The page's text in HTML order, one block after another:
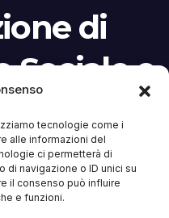
tecnologie come i
alle informazioni del
ci permetterà di
di navigazione o ID unici su
il consenso può influire
e funzioni.
di
Sociale e
ed è contraria
il 5 per mille).
e contributi donati